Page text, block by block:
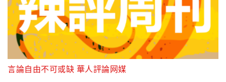
言論自由不可或缺 華人評論网媒